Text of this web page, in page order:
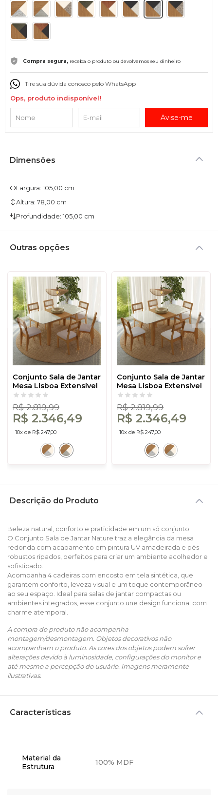
Compra segura, receba o produto ou devolvemos seu dinheiro
Tire sua dúvida conosco pelo WhatsApp
Ops, produto indisponível!
Avise-me
Dimensões
Largura: 105,00 cm
Altura: 78,00 cm
Profundidade: 105,00 cm
Outras opções
Conjunto Sala de Jantar
Mesa Lisboa Extensível
com 6 Cadeiras Tela
Sintética Freijó/Off
White/ Bege Claro
Rústico
R$ 2.819,99
R$ 2.346,49
10x de R$ 247,00
Conjunto Sala de Jantar
Mesa Lisboa Extensível
com 6 Cadeiras Tela
Sintética Freijó/Off
White/Césare Claro
R$ 2.819,99
R$ 2.346,49
10x de R$ 247,00
Descrição do Produto
Beleza natural, conforto e praticidade em um só conjunto.
O Conjunto Sala de Jantar Nature traz a elegância da mesa
redonda com acabamento em pintura UV amadeirada e pés
robustos ripados, perfeitos para criar um ambiente acolhedor e
sofisticado.
Acompanha 4 cadeiras com encosto em tela sintética, que
garantem conforto, leveza visual e um toque contemporâneo
ao seu espaço. Ideal para salas de jantar compactas ou
ambientes integrados, esse conjunto une design funcional com
charme atemporal.
A compra do produto não acompanha
montagem/desmontagem. Objetos decorativos não
acompanham o produto. As cores dos objetos podem sofrer
alterações devido à luminosidade, configurações do monitor e
até mesmo a percepção do usuário. Imagens meramente
ilustrativas.
Características
Material da
Estrutura
100% MDF